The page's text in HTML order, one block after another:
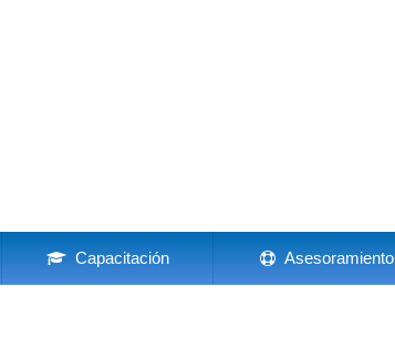
Capacitación Asesoramiento